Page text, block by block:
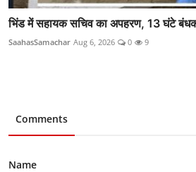
भिंड में सहायक सचिव का अपहरण, 13 घंटे
SaahasSamachar Aug 6, 2026 0 9
Comments
Name